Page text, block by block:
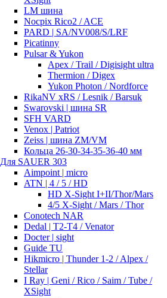
LM шина
Nocpix Rico2 / ACE
PARD | SA/NV008/S/LRF
Picatinny
Pulsar & Yukon
Apex / Trail / Digisight ultra
Thermion / Digex
Yukon Photon / Nordforce
RikaNV xRS / Lesnik / Barsuk
Swarovski | шина SR
SFH VARD
Venox | Patriot
Zeiss | шина ZM/VM
Кольца 26-30-34-35-36-40 мм
Для SAUER 303
Aimpoint | micro
ATN | 4 / 5 / HD
HD X-Sight I+II/Thor/Mars
4/5 X-Sight / Mars / Thor
Conotech NAR
Dedal | T2-T4 / Venator
Docter | sight
Guide TU
Hikmicro | Thunder 1-2 / Alpex /
Stellar
I Ray | Geni / Rico / Saim / Tube /
XSight